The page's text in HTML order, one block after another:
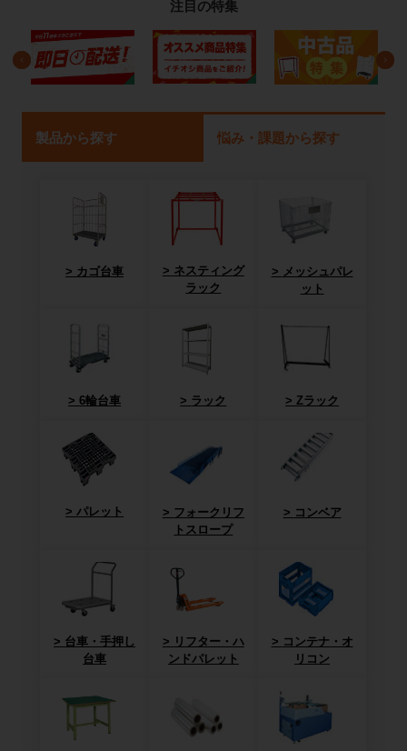
注目の特集
製品から探す 悩み・課題から探す
カゴ台車
ネスティング
ラック
メッシュパレ
ット
6輪台車 ラック Zラック
パレット
フォークリフ
トスロープ
コンベア
台車・手押し
台車
リフター・ハ
ンドパレット
コンテナ・オ
リコン